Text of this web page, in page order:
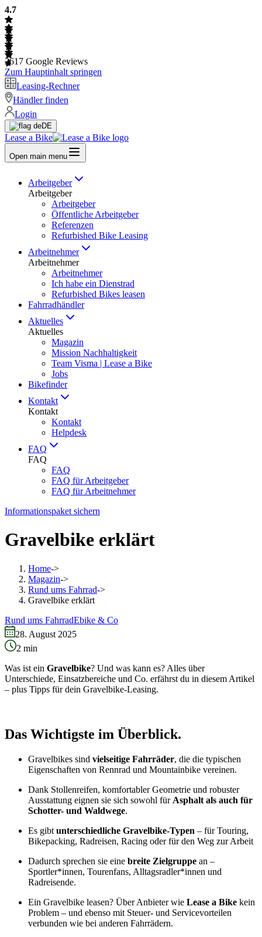
4.7
2617 Google Reviews
Zum Hauptinhalt springen
Leasing-Rechner
Händler finden
Login
DE
Lease a Bike
Open main menu
Arbeitgeber
Arbeitgeber
Arbeitgeber
Öffentliche Arbeitgeber
Referenzen
Refurbished Bike Leasing
Arbeitnehmer
Arbeitnehmer
Arbeitnehmer
Ich habe ein Dienstrad
Refurbished Bikes leasen
Fahrradhändler
Aktuelles
Aktuelles
Magazin
Mission Nachhaltigkeit
Team Visma | Lease a Bike
Jobs
Bikefinder
Kontakt
Kontakt
Kontakt
Helpdesk
FAQ
FAQ
FAQ
FAQ für Arbeitgeber
FAQ für Arbeitnehmer
Informationspaket sichern
Gravelbike erklärt
Home->
Magazin->
Rund ums Fahrrad->
Gravelbike erklärt
Rund ums FahrradEbike & Co
28. August 2025
2 min
Was ist ein Gravelbike? Und was kann es? Alles über
Unterschiede, Einsatzbereiche und Co. erfährst du in diesem Artikel
– plus Tipps für dein Gravelbike-Leasing.
Das Wichtigste im Überblick.
Gravelbikes sind vielseitige Fahrräder, die die typischen
Eigenschaften von Rennrad und Mountainbike vereinen.
Dank Stollenreifen, komfortabler Geometrie und robuster
Ausstattung eignen sie sich sowohl für Asphalt als auch für
Schotter- und Waldwege.
Es gibt unterschiedliche Gravelbike-Typen – für Touring,
Bikepacking, Radreisen, Racing oder für den Weg zur Arbeit
Dadurch sprechen sie eine breite Zielgruppe an –
Sportler*innen, Tourenfans, Alltagsradler*innen und
Radreisende.
Ein Gravelbike leasen? Über Anbieter wie Lease a Bike kein
Problem – und ebenso mit Steuer- und Servicevorteilen
verbunden wie bei anderen Fahrrädern.